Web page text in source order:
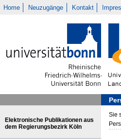
Home Neuzugänge Kontakt
Elektronische Publikationen aus
dem Regierungsbezirk Köln
Sie